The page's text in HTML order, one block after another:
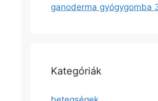
ganoderma gyógygomba
Kategóriák